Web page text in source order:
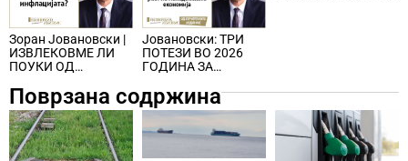
Зоран Јовановски |
ИЗВЛЕКОВМЕ ЛИ
ПОУКИ ОД
Јовановски: ТРИ
ПОТЕЗИ ВО 2026
ГОДИНА ЗА
МАКЕДОНСКАТА
ЕКОНОМИЈА
Поврзана содржина